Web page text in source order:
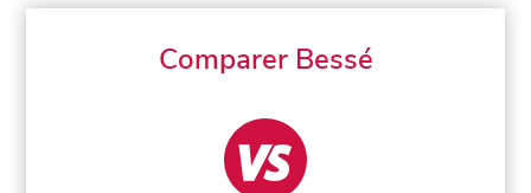
Comparer Bessé